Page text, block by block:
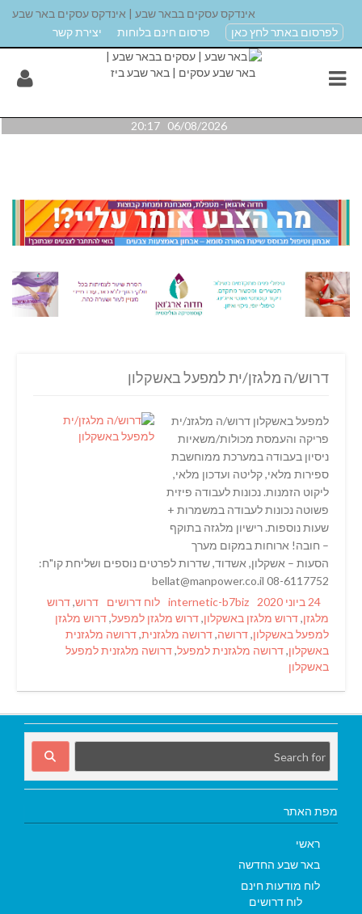
אינדקס עסקים בבאר שבע | אינדקס עסקים באר שבע
לפרסום באתר לחץ כאן
פרסום חינם בלוחות יצירת קשר
06/08/2026 20:17
דרוש/ה מלגזן/ית למפעל באשקלון
למפעל באשקלון דרוש/ה מלגזנ/ית
פריקה והעמסת מכולות/משאיות
ניסיון בעבודה במערכת ממוחשבת
ספירות מלאי, קליטה ועדכון מלאי,
ליקוט הזמנות. נכונות לעבודה פיזית
פשוטה נכונות לעבודה במשמרות +
שעות נוספות. רישיון מלגזה בתוקף
– חובה! ארוחות במקום מערך
הסעות – אשקלון, אשדוד, שדרות לפרטים נוספים ושליחת קו"ח:
08-6117752 bellat@manpower.co.il
Posted
on
24 ביוני 2020 Author
internetic-b7biz
Categories
לוח דרושים Tags
דרוש,דרוש
מלגזן,דרוש מלגזן באשקלון,דרוש מלגזן למפעל,דרוש מלגזן
למפעל באשקלון,דרושה,דרושה מלגזנית,דרושה מלגזנית
באשקלון,דרושה מלגזנית למפעל,דרושה מלגזנית למפעל
באשקלון
מפת האתר
ראשי
באר שבע החדשה
לוח מודעות חינם
לוח דרושים